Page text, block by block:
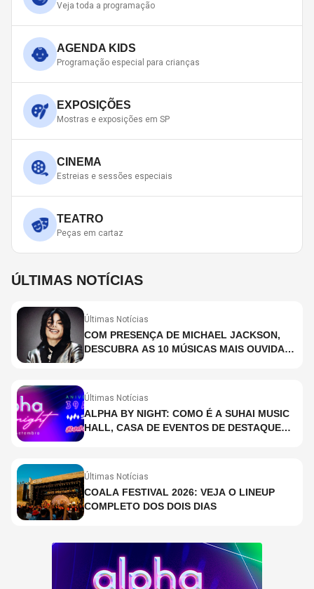
Veja toda a programação
AGENDA KIDS
Programação especial para crianças
EXPOSIÇÕES
Mostras e exposições em SP
CINEMA
Estreias e sessões especiais
TEATRO
Peças em cartaz
ÚLTIMAS NOTÍCIAS
Últimas Notícias
COM PRESENÇA DE MICHAEL JACKSON,
DESCUBRA AS 10 MÚSICAS MAIS OUVIDAS
Últimas Notícias
ALPHA BY NIGHT: COMO É A SUHAI MUSIC
HALL, CASA DE EVENTOS DE DESTAQUE
Últimas Notícias
COALA FESTIVAL 2026: VEJA O LINEUP
COMPLETO DOS DOIS DIAS